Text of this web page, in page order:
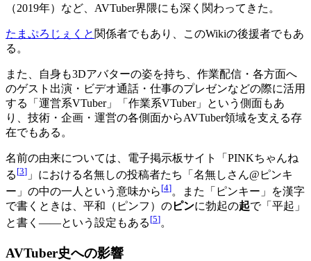
（2019年）など、AVTuber界隈にも深く関わってきた。
たまぷろじぇくと 関係者でもあり、このWikiの後援者でもあ
る。
また、自身も3Dアバターの姿を持ち、作業配信・各方面へ
のゲスト出演・ビデオ通話・仕事のプレゼンなどの際に活用
する「運営系VTuber」「作業系VTuber」という側面もあ
り、技術・企画・運営の各側面からAVTuber領域を支える存
在でもある。
名前の由来については、電子掲示板サイト「PINKちゃんね
る [3] 」における名無しの投稿者たち「名無しさん@ピンキ
ー」の中の一人という意味から [4]。また「ピンキー」を漢字
で書くときは、平和（ピンフ）のピンに勃起の起で「平起」
と書く――という設定もある [5]。
AVTuber史への影響